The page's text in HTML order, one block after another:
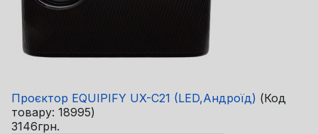
Проєктор EQUIPIFY UX-C21 (LED,Андроїд) (Код
товару: 18995)
3146грн.